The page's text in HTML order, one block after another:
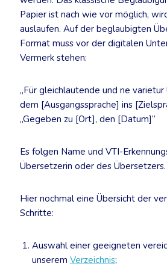
Papier ist nach wie vor möglich,
auslaufen. Auf der beglaubigten
Format muss vor der digitalen
Vermerk stehen:
„Für gleichlautende und ne
dem [Ausgangssprache] ins
„Gegeben zu [Ort], den [Datum]“
Es folgen Name und VTI-
Übersetzerin oder des Übersetzers.
Hier nochmal eine Übersicht der
Schritte:
Auswahl einer geeigneten
unserem Verzeichnis;